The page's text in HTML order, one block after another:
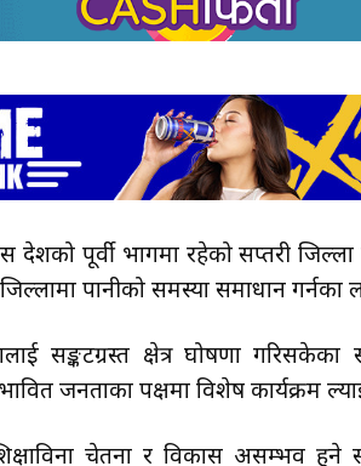
पूर्वी भागमा रहेको सप्तरी
जिल्लामा पानीको समस्या समाधान
सङ्कटग्रस्त क्षेत्र घोषणा
जनताका पक्षमा विशेष कार्यक्रम
चेतना र विकास असम्भव हुने